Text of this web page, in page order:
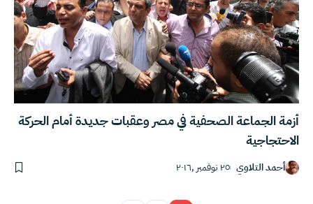
أزمة الجماعة الصحفية في مصر وعقبات جديدة أمام الحركة
الاحتجاجية
أحمد التلاوي ٢٥ نوفمبر ,٢٠١٦